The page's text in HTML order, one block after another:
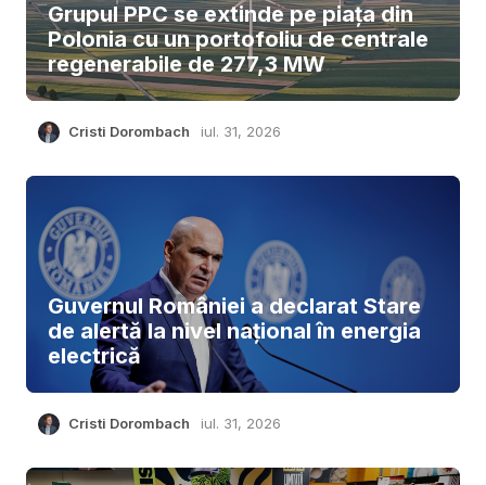
Grupul PPC se extinde pe piața din
Polonia cu un portofoliu de centrale
regenerabile de 277,3 MW
Cristi Dorombach iul. 31, 2026
Guvernul României a declarat Stare
de alertă la nivel național în energia
electrică
Cristi Dorombach iul. 31, 2026